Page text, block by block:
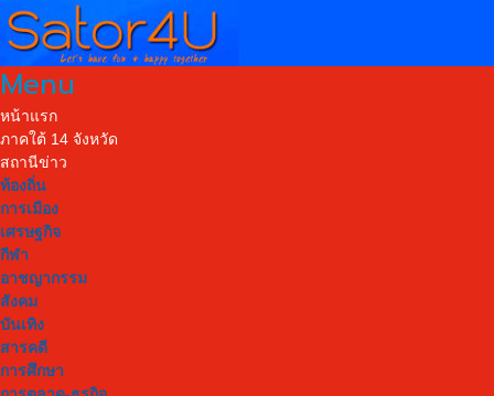
Menu
หน้าแรก
ภาคใต้ 14 จังหวัด
สถานีข่าว
ท้องถิ่น
การเมือง
เศรษฐกิจ
กีฬา
อาชญากรรม
สังคม
บันเทิง
สารคดี
การศึกษา